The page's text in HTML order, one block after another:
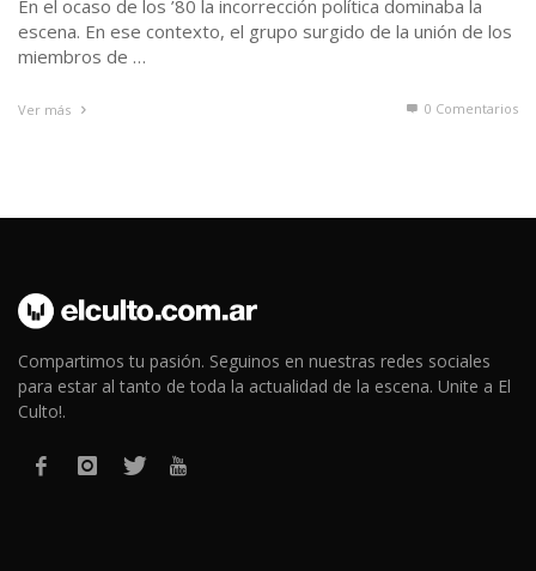
En el ocaso de los ’80 la incorrección política dominaba la
escena. En ese contexto, el grupo surgido de la unión de los
miembros de …
Ver más 0 Comentarios
Compartimos tu pasión. Seguinos en nuestras redes sociales
para estar al tanto de toda la actualidad de la escena. Unite a El
Culto!.